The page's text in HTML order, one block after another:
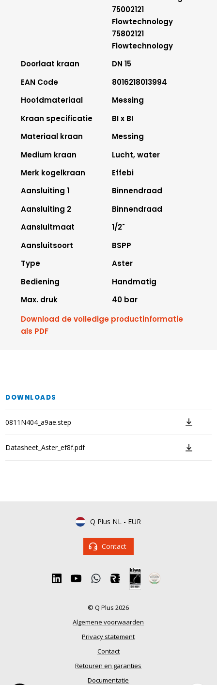
75002121
Flowtechnology
75802121
Flowtechnology
Doorlaat kraan
DN 15
EAN Code
8016218013994
Hoofdmateriaal
Messing
Kraan specificatie
BI x BI
Materiaal kraan
Messing
Medium kraan
Lucht, water
Merk kogelkraan
Effebi
Aansluiting 1
Binnendraad
Aansluiting 2
Binnendraad
Aansluitmaat
1/2"
Aansluitsoort
BSPP
Type
Aster
Bediening
Handmatig
Max. druk
40 bar
Download de volledige productinformatie
als PDF
DOWNLOADS
0811N404_a9ae.step
Datasheet_Aster_ef8f.pdf
Q Plus NL - EUR
Contact
© Q Plus 2026
Algemene voorwaarden
Privacy statement
Contact
Retouren en garanties
Documentatie